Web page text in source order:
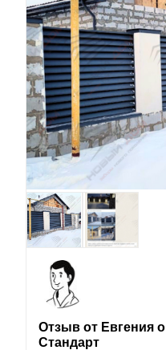
Отзыв от Евгения
Стандарт